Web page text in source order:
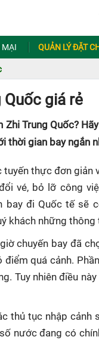
MẠI QUẢN LÝ ĐẶT
Quốc giá rẻ
Trung Quốc?
thời gian bay ngắn
thực đơn giản
vé, bỏ lỡ công
bay đi Quốc tế sẽ
khách những thông
chuyến bay đã
quá cảnh.
Tuy nhiên điều
thủ tục nhập cảnh
nước đang có